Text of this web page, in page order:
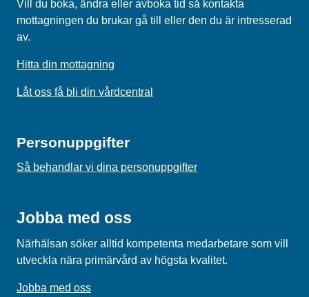
Vill du boka, ändra eller avboka tid så kontakta
mottagningen du brukar gå till eller den du är intresserad
av.
Hitta din mottagning
Låt oss få bli din vårdcentral
Personuppgifter
Så behandlar vi dina personuppgifter
Jobba med oss
Närhälsan söker alltid kompetenta medarbetare som vill
utveckla nära primärvård av högsta kvalitet.
Jobba med oss